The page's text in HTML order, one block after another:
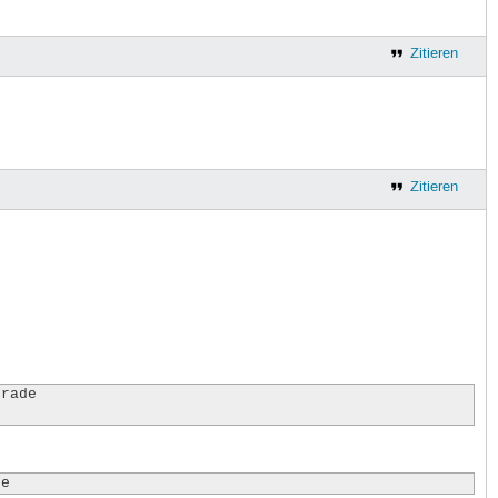
Zitieren
Zitieren